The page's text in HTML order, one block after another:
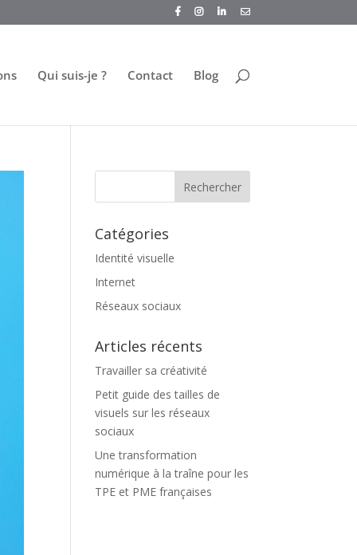
Qui suis-je ? Contact Blog
Catégories
Identité visuelle
Internet
Réseaux sociaux
Articles récents
Travailler sa créativité
Petit guide des tailles de
visuels sur les réseaux
sociaux
Une transformation
numérique à la traîne pour les
TPE et PME françaises